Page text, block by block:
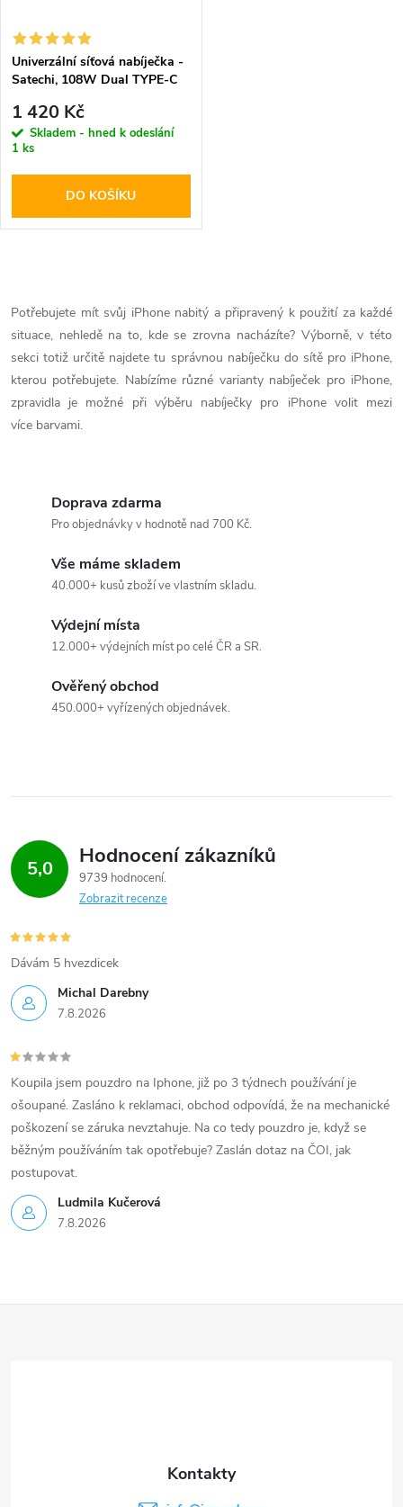
Univerzální síťová nabíječka -
Satechi, 108W Dual TYPE-C
1 420 Kč
Skladem - hned k odeslání
1 ks
DO KOŠÍKU
v
l
á
d
ý
i
s
u
Potřebujete mít svůj iPhone nabitý a připravený k použití za každé
situace, nehledě na to, kde se zrovna nacházíte? Výborně, v této
sekci totiž určitě najdete tu správnou nabíječku do sítě pro iPhone,
kterou potřebujete. Nabízíme různé varianty nabíječek pro iPhone,
zpravidla je možné při výběru nabíječky pro iPhone volit mezi
více barvami.
Doprava zdarma
Pro objednávky v hodnotě nad 700 Kč.
Vše máme skladem
40.000+ kusů zboží ve vlastním skladu.
Výdejní místa
12.000+ výdejních míst po celé ČR a SR.
Ověřený obchod
450.000+ vyřízených objednávek.
5,0 Hodnocení zákazníků
9739 hodnocení
Zobrazit recenze
Michal Darebny
7.8.2026
Dávám 5 hvezdicek
Ludmila Kučerová
7.8.2026
Koupila jsem pouzdro na Iphone, již po 3 týdnech používání je
ošoupané. Zasláno k reklamaci, obchod odpovídá, že na mechanické
poškození se záruka nevztahuje. Na co tedy pouzdro je, když se
běžným používáním tak opotřebuje? Zaslán dotaz na ČOI, jak
postupovat.